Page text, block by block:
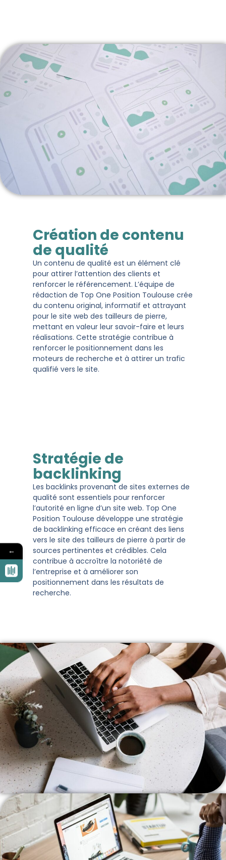
Création de contenu
de qualité
Un contenu de qualité est un élément clé
pour attirer l’attention des clients et
renforcer le référencement. L’équipe de
rédaction de Top One Position Toulouse crée
du contenu original, informatif et attrayant
pour le site web des tailleurs de pierre,
mettant en valeur leur savoir-faire et leurs
réalisations. Cette stratégie contribue à
renforcer le positionnement dans les
moteurs de recherche et à attirer un trafic
qualifié vers le site.
Stratégie de
backlinking
Les backlinks provenant de sites externes de
qualité sont essentiels pour renforcer
l’autorité en ligne d’un site web. Top One
Position Toulouse développe une stratégie
de backlinking efficace en créant des liens
vers le site des tailleurs de pierre à partir de
sources pertinentes et crédibles. Cela
contribue à accroître la notoriété de
l’entreprise et à améliorer son
positionnement dans les résultats de
recherche.
←